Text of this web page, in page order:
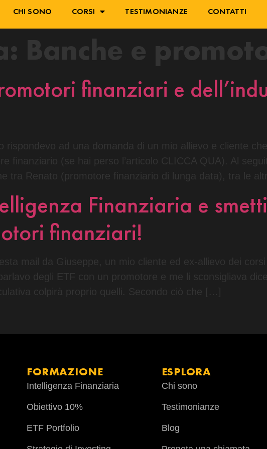
CHI SONO CORSI TESTIMONIANZE CONTATTI
Banche e
finanziari e
rispondevo ad una domanda di un mio allievo e cliente
finanziario (se hai perso l’articolo CLICCA QUA). Al
tra Renato (promotore finanziario di lunga data), tra le
Finanziaria e
finanziari!
mail da Giuseppe, un mio cliente ed ex-allievo dei
degli ETF con un promotore e me li sconsigliava
colpirà proprio quelli. Secondo ciò che […]
FORMAZIONE
Intelligenza Finanziaria
Obiettivo 10%
ETF Portfolio
ESPLORA
Chi sono
Testimonianze
Blog